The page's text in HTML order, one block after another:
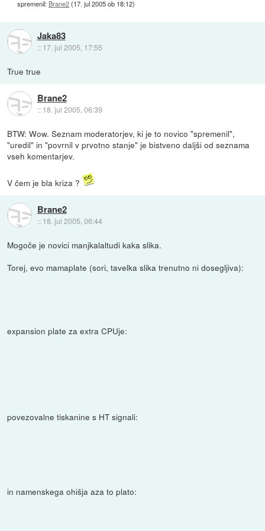
spremenil: Brane2(17. jul 2005 ob 18:12)
Jaka83
:: 17. jul 2005, 17:55
True true
Brane2
:: 18. jul 2005, 06:39
BTW: Wow. Seznam moderatorjev, ki je to novico "spremenil",
"uredil" in "povrnil v prvotno stanje" je bistveno daljši od seznama
vseh komentarjev.
V čem je bla kriza ?
Brane2
:: 18. jul 2005, 06:44
Mogoče je novici manjkalaltudi kaka slika.
Torej, evo mamaplate (sori, tavelka slika trenutno ni dosegljiva):
expansion plate za extra CPUje:
povezovalne tiskanine s HT signali:
in namenskega ohišja aza to plato: